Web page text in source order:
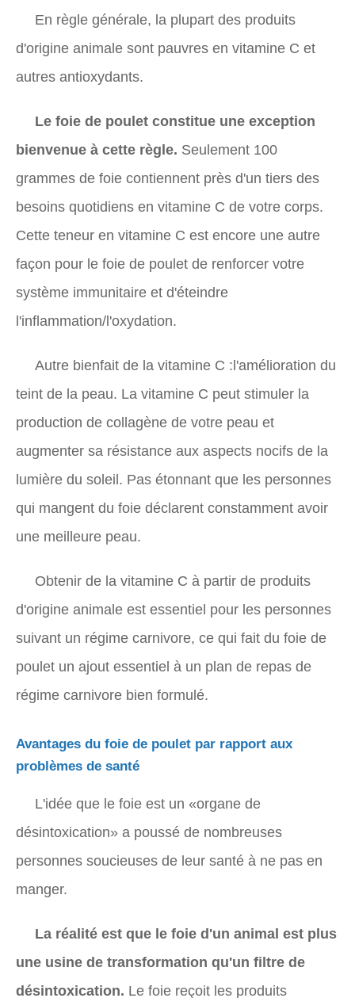
En règle générale, la plupart des produits
d'origine animale sont pauvres en vitamine C et
autres antioxydants.
Le foie de poulet constitue une exception
bienvenue à cette règle. Seulement 100
grammes de foie contiennent près d'un tiers des
besoins quotidiens en vitamine C de votre corps.
Cette teneur en vitamine C est encore une autre
façon pour le foie de poulet de renforcer votre
système immunitaire et d'éteindre
l'inflammation/l'oxydation.
Autre bienfait de la vitamine C :l'amélioration du
teint de la peau. La vitamine C peut stimuler la
production de collagène de votre peau et
augmenter sa résistance aux aspects nocifs de la
lumière du soleil. Pas étonnant que les personnes
qui mangent du foie déclarent constamment avoir
une meilleure peau.
Obtenir de la vitamine C à partir de produits
d'origine animale est essentiel pour les personnes
suivant un régime carnivore, ce qui fait du foie de
poulet un ajout essentiel à un plan de repas de
régime carnivore bien formulé.
Avantages du foie de poulet par rapport aux
problèmes de santé
L'idée que le foie est un «organe de
désintoxication» a poussé de nombreuses
personnes soucieuses de leur santé à ne pas en
manger.
La réalité est que le foie d'un animal est plus
une usine de transformation qu'un filtre de
désintoxication. Le foie reçoit les produits